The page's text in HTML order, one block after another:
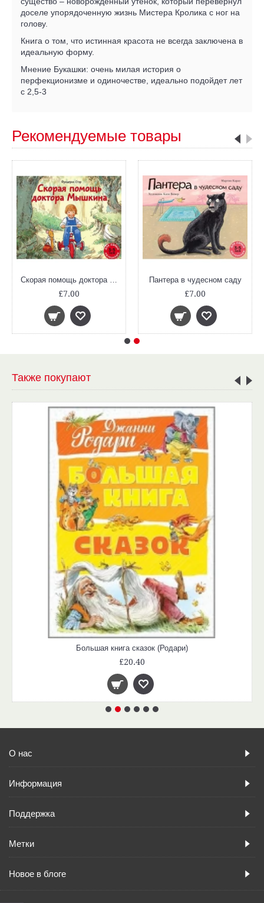
доселе упорядоченную жизнь Мистера Кролика с ног на
голову.
Книга о том, что истинная красота не всегда заключена в
идеальную форму.
Мнение Букашки: очень милая история о
перфекционизме и одиночестве, идеально подойдет лет
с 2,5-3
Рекомендуемые товары
£7.00
Пантера в чудесном саду
£7.00
Также покупают
Большая книга сказок (Родари)
£20.40
О нас
Информация
Поддержка
Метки
Новое в блоге